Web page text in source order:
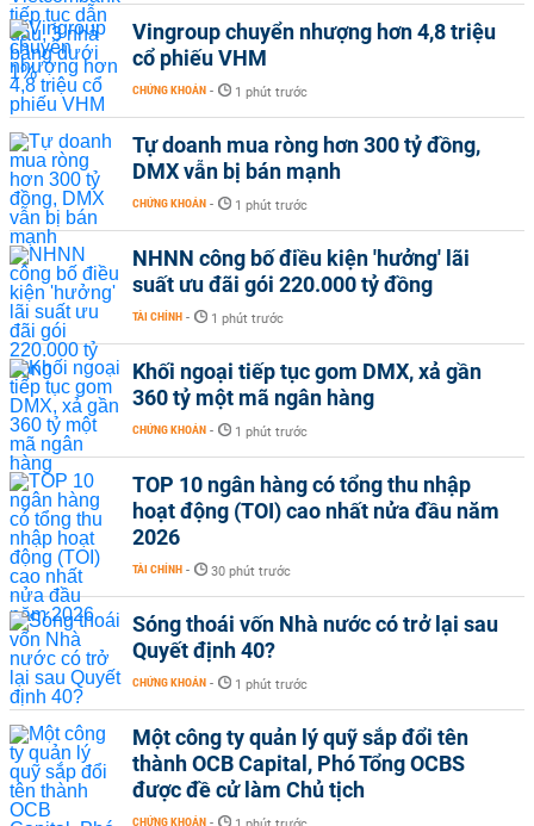
Vingroup chuyển nhượng hơn 4,8 triệu
cổ phiếu VHM
CHỨNG KHOÁN - 1 phút trước
Tự doanh mua ròng hơn 300 tỷ đồng,
DMX vẫn bị bán mạnh
CHỨNG KHOÁN - 1 phút trước
NHNN công bố điều kiện 'hưởng' lãi
suất ưu đãi gói 220.000 tỷ đồng
TÀI CHÍNH - 1 phút trước
Khối ngoại tiếp tục gom DMX, xả gần
360 tỷ một mã ngân hàng
CHỨNG KHOÁN - 1 phút trước
TOP 10 ngân hàng có tổng thu nhập
hoạt động (TOI) cao nhất nửa đầu năm
2026
TÀI CHÍNH - 30 phút trước
Sóng thoái vốn Nhà nước có trở lại sau
Quyết định 40?
CHỨNG KHOÁN - 1 phút trước
Một công ty quản lý quỹ sắp đổi tên
thành OCB Capital, Phó Tổng OCBS
được đề cử làm Chủ tịch
CHỨNG KHOÁN -